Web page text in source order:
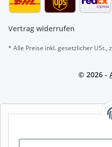
Vertrag widerrufen
* Alle Preise inkl. gesetzlicher USt.,
© 2026 -
AFATEK INTERNATIONAL –